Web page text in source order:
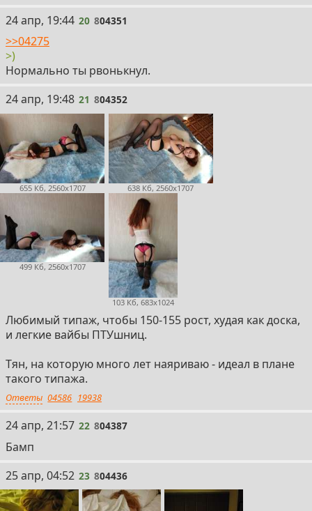
20
24 апр, 19:44 20 804351
>>04275
>)
Нормально ты рвонькнул.
21
24 апр, 19:48 21 804352
655 Кб, 2560x1707 638 Кб, 2560x1707
499 Кб, 2560x1707
103 Кб, 683x1024
Любимый типаж, чтобы 150-155 рост, худая как доска,
и легкие вайбы ПТУшниц.
Тян, на которую много лет наяриваю - идеал в плане
такого типажа.
Ответы 04586 19938
22
24 апр, 21:57 22 804387
Бамп
23
25 апр, 04:52 23 804436